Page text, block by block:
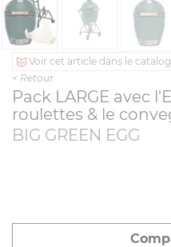
Voir cet article dans le
< Retour
Pack LARGE avec
roulettes & le
BIG GREEN EGG